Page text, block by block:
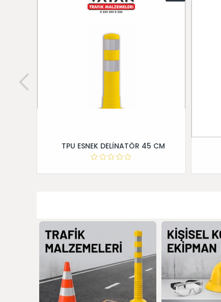
TPU ESNEK DELİNATÖR 45 CM